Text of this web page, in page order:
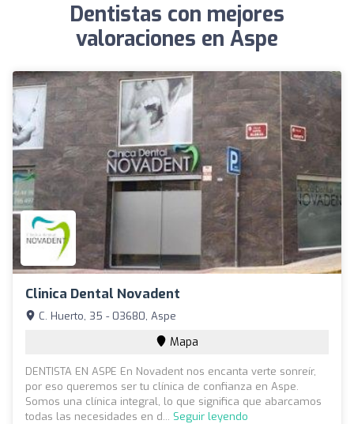
Dentistas con mejores
valoraciones en Aspe
Clinica Dental Novadent
C. Huerto, 35 - 03680, Aspe
Mapa
DENTISTA EN ASPE En Novadent nos encanta verte sonreír,
por eso queremos ser tu clínica de confianza en Aspe.
Somos una clínica integral, lo que significa que abarcamos
todas las necesidades en d... Seguir leyendo